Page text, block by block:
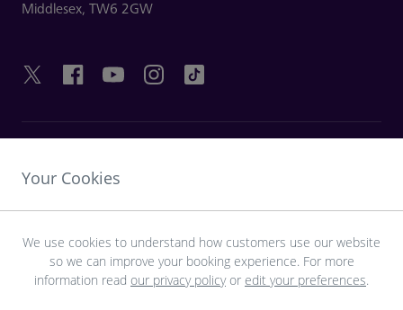
Middlesex, TW6 2GW
Laden Sie die LHR-App herunter
Your Cookies
We use cookies to understand how customers use our website
so we can improve your booking experience. For more
information read our privacy policyor edit your preferences.